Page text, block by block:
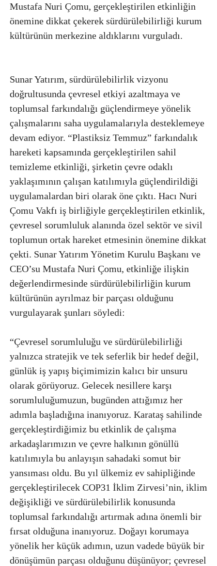
Mustafa Nuri Çomu, gerçekleştirilen etkinliğin
önemine dikkat çekerek sürdürülebilirliği kurum
kültürünün merkezine aldıklarını vurguladı.
Sunar Yatırım, sürdürülebilirlik vizyonu
doğrultusunda çevresel etkiyi azaltmaya ve
toplumsal farkındalığı güçlendirmeye yönelik
çalışmalarını saha uygulamalarıyla desteklemeye
devam ediyor. “Plastiksiz Temmuz” farkındalık
hareketi kapsamında gerçekleştirilen sahil
temizleme etkinliği, şirketin çevre odaklı
yaklaşımının çalışan katılımıyla güçlendirildiği
uygulamalardan biri olarak öne çıktı. Hacı Nuri
Çomu Vakfı iş birliğiyle gerçekleştirilen etkinlik,
çevresel sorumluluk alanında özel sektör ve sivil
toplumun ortak hareket etmesinin önemine dikkat
çekti. Sunar Yatırım Yönetim Kurulu Başkanı ve
CEO’su Mustafa Nuri Çomu, etkinliğe ilişkin
değerlendirmesinde sürdürülebilirliğin kurum
kültürünün ayrılmaz bir parçası olduğunu
vurgulayarak şunları söyledi:
“Çevresel sorumluluğu ve sürdürülebilirliği
yalnızca stratejik ve tek seferlik bir hedef değil,
günlük iş yapış biçimimizin kalıcı bir unsuru
olarak görüyoruz. Gelecek nesillere karşı
sorumluluğumuzun, bugünden attığımız her
adımla başladığına inanıyoruz. Karataş sahilinde
gerçekleştirdiğimiz bu etkinlik de çalışma
arkadaşlarımızın ve çevre halkının gönüllü
katılımıyla bu anlayışın sahadaki somut bir
yansıması oldu. Bu yıl ülkemiz ev sahipliğinde
gerçekleştirilecek COP31 İklim Zirvesi’nin, iklim
değişikliği ve sürdürülebilirlik konusunda
toplumsal farkındalığı artırmak adına önemli bir
fırsat olduğuna inanıyoruz. Doğayı korumaya
yönelik her küçük adımın, uzun vadede büyük bir
dönüşümün parçası olduğunu düşünüyor; çevresel